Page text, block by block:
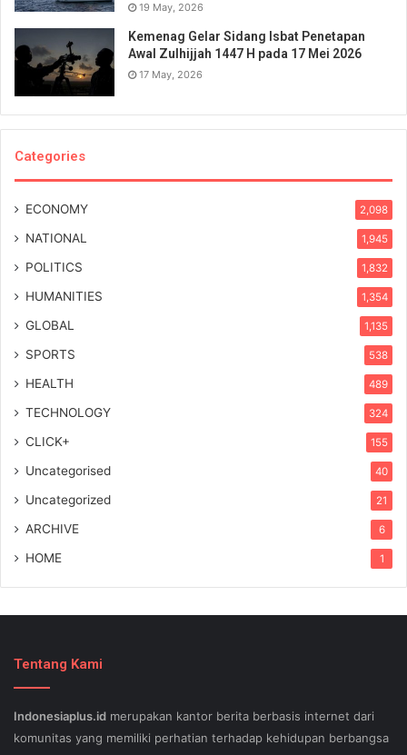
19 May, 2026
Kemenag Gelar Sidang Isbat Penetapan
Awal Zulhijjah 1447 H pada 17 Mei 2026
17 May, 2026
Categories
ECONOMY 2,098
NATIONAL 1,945
POLITICS 1,832
HUMANITIES 1,354
GLOBAL 1,135
SPORTS 538
HEALTH 489
TECHNOLOGY 324
CLICK+ 155
Uncategorised 40
Uncategorized 21
ARCHIVE 6
HOME 1
Tentang Kami
Indonesiaplus.id merupakan kantor berita berbasis internet dari
komunitas yang memiliki perhatian terhadap kehidupan berbangsa